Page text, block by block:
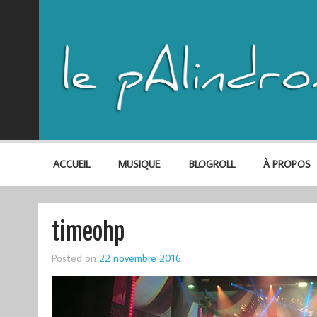
ACCUEIL MUSIQUE BLOGROLL À PROPOS
timeohp
Posted on 22 novembre 2016